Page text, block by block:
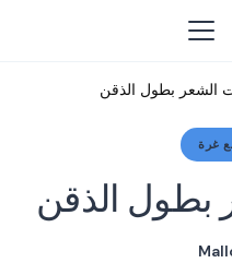
الشعر بطول الذقن
غرة
بطول الذقن